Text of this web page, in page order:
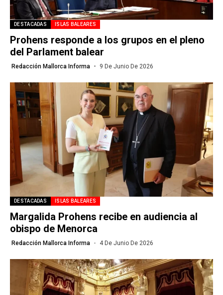
DESTACADAS ISLAS BALEARES
Prohens responde a los grupos en el pleno
del Parlament balear
Redacción Mallorca Informa 9 De Junio De 2026
DESTACADAS ISLAS BALEARES
Margalida Prohens recibe en audiencia al
obispo de Menorca
Redacción Mallorca Informa 4 De Junio De 2026